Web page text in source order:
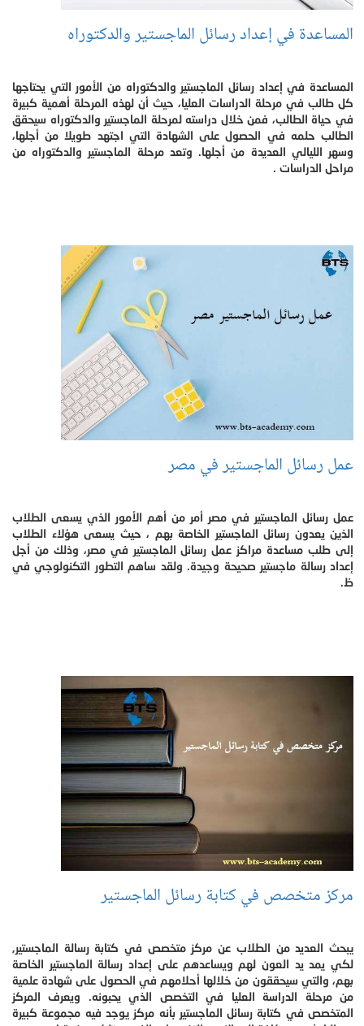
المساعدة في إعداد رسائل الماجستير والدكتوراه
المساعدة في إعداد رسائل الماجستير والدكتوراه من الأمور التي يحتاجها
كل طالب في مرحلة الدراسات العليا، حيث أن لهذه المرحلة أهمية كبيرة
في حياة الطالب، فمن خلال دراسته لمرحلة الماجستير والدكتوراه سيحقق
الطالب حلمه في الحصول على الشهادة التي اجتهد طويلا من أجلها،
وسهر الليالي العديدة من أجلها. وتعد مرحلة الماجستير والدكتوراه من
مراحل الدراسات .
عمل رسائل الماجستير في مصر
عمل رسائل الماجستير في مصر أمر من أهم الأمور الذي يسعى الطلاب
الذين يعدون رسائل الماجستير الخاصة بهم ، حيث يسعى هؤلاء الطلاب
إلى طلب مساعدة مراكز عمل رسائل الماجستير في مصر، وذلك من أجل
إعداد رسالة ماجستير صحيحة وجيدة. ولقد ساهم التطور التكنولوجي في
ظ.
مركز متخصص في كتابة رسائل الماجستير
يبحث العديد من الطلاب عن مركز متخصص في كتابة رسالة الماجستير,
لكي يمد يد العون لهم ويساعدهم على إعداد رسالة الماجستير الخاصة
بهم، والتي سيحققون من خلالها أحلامهم في الحصول على شهادة علمية
من مرحلة الدراسة العليا في التخصص الذي يحبونه. ويعرف المركز
المتخصص في كتابة رسائل الماجستير بأنه مركز يوجد فيه مجموعة كبيرة